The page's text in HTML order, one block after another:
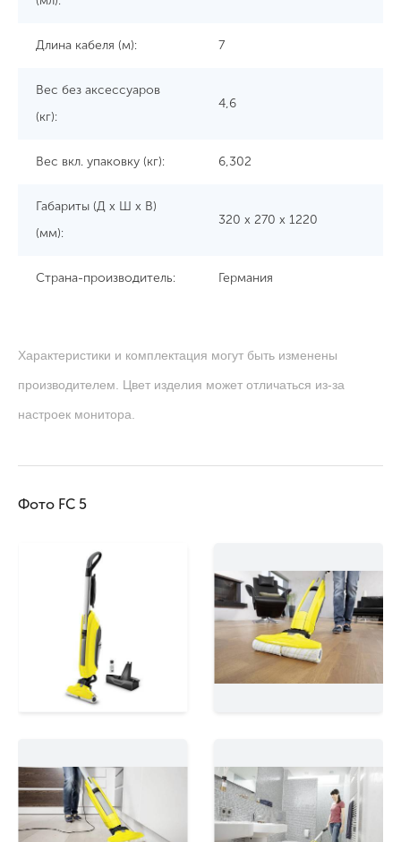
Длина кабеля (м): 7
Вес без аксессуаров
(кг):
4,6
Вес вкл. упаковку (кг): 6,302
Габариты (Д x Ш x В)
(мм):
320 x 270 x 1220
Страна-производитель: Германия
Характеристики и комплектация могут быть изменены
производителем. Цвет изделия может отличаться из-за
настроек монитора.
Фото FC 5